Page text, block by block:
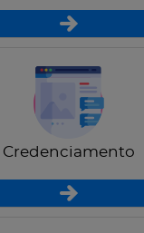
Credenciamento